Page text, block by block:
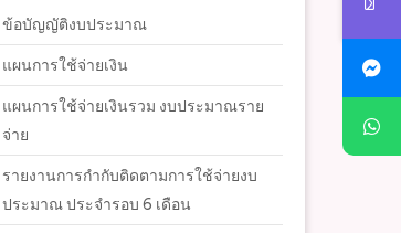
ข้อบัญญัติงบประมาณ
แผนการใช้จ่ายเงิน
แผนการใช้จ่ายเงินรวม งบประมาณราย
จ่าย
รายงานการกำกับติดตามการใช้จ่ายงบ
ประมาณ ประจำรอบ 6 เดือน